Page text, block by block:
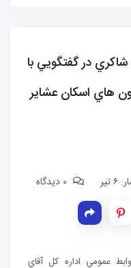
در گفتگويي با
هاي اسكان عشاير
عمومي اداره كل آقاي